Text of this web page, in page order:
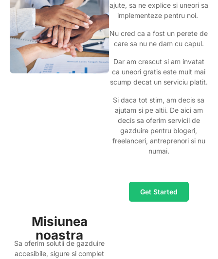
ajute, sa ne explice si uneori sa
implementeze pentru noi.
Nu cred ca a fost un perete de
care sa nu ne dam cu capul.
Dar am crescut si am invatat
ca uneori gratis este mult mai
scump decat un serviciu platit.
Si daca tot stim, am decis sa
ajutam si pe altii. De aici am
decis sa oferim servicii de
gazduire pentru blogeri,
freelanceri, antreprenori si nu
numai.
Get Started
Misiunea
noastra
Sa oferim solutii de gazduire
accesibile, sigure si complet